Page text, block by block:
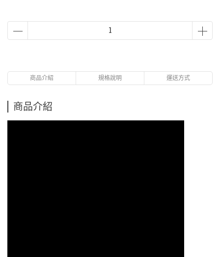
商品介紹 規格說明 運送方式
商品介紹